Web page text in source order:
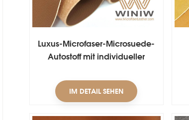
Luxus-Microfaser-Microsuede-
Autostoff mit individueller
IM DETAIL SEHEN